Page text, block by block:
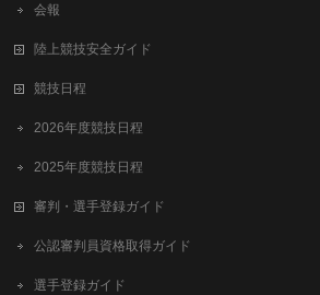
会報
陸上競技安全ガイド
競技日程
2026年度競技日程
2025年度競技日程
審判・選手登録ガイド
公認審判員資格取得ガイド
選手登録ガイド